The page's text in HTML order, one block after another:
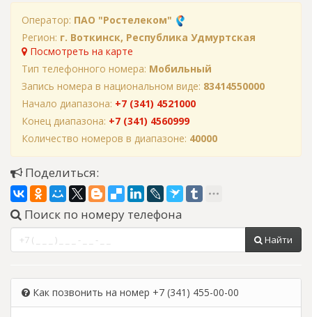
Оператор: ПАО "Ростелеком"
Регион: г. Воткинск, Республика Удмуртская
Посмотреть на карте
Тип телефонного номера: Мобильный
Запись номера в национальном виде: 83414550000
Начало диапазона: +7 (341) 4521000
Конец диапазона: +7 (341) 4560999
Количество номеров в диапазоне: 40000
Поделиться:
Поиск по номеру телефона
Найти
Как позвонить на номер +7 (341) 455-00-00